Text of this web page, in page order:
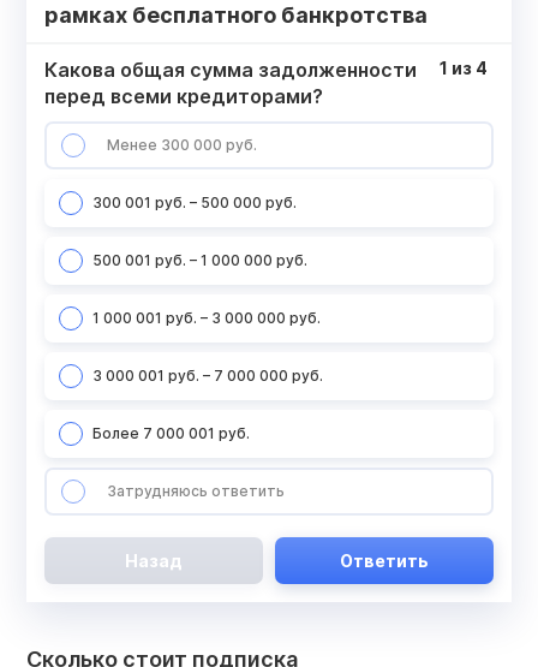
рамках бесплатного банкротства
Какова общая сумма задолженности
перед всеми кредиторами?
Менее 300 000 руб.
300 001 руб. – 500 000 руб.
500 001 руб. – 1 000 000 руб.
1 000 001 руб. – 3 000 000 руб.
3 000 001 руб. – 7 000 000 руб.
Более 7 000 001 руб.
Затрудняюсь ответить
1 из 4
Назад Ответить
Сколько стоит подписка